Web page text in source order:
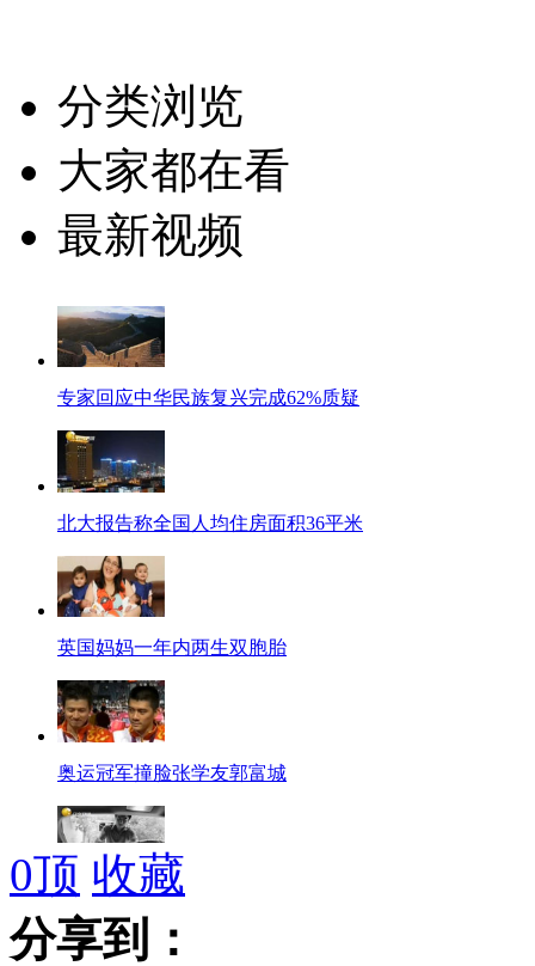
分类浏览
大家都在看
最新视频
专家回应中华民族复兴完成62%质疑
北大报告称全国人均住房面积36平米
英国妈妈一年内两生双胞胎
奥运冠军撞脸张学友郭富城
盖州小伙回家探亲连救500人
0顶 收藏
分享到：